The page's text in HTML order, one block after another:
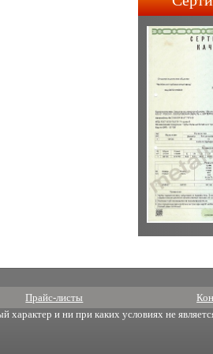
5-го
Прайс-листы
характер и ни при каких условиях не